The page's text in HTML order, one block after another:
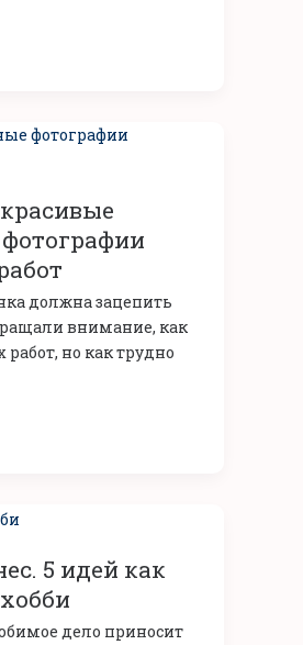
должна зацепить
внимание, как
но как трудно
5 идей как
дело приносит